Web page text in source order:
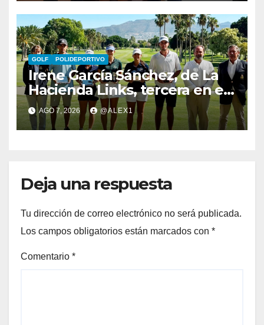
GOLF POLIDEPORTIVO
Irene García Sánchez, de La
Hacienda Links, tercera en el
Campeonato de Málaga a
costa de Ameli Tran (CG La
Cañada)
AGO 7, 2026 @ALEX1
Deja una respuesta
Tu dirección de correo electrónico no será publicada.
Los campos obligatorios están marcados con *
Comentario *